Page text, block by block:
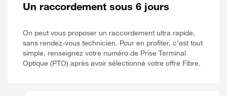
Un raccordement sous 6 jours
On peut vous proposer un raccordement ultra rapide,
sans rendez-vous technicien. Pour en profiter, c’est tout
simple, renseignez votre numéro de Prise Terminal
Optique (PTO) après avoir sélectionné votre offre Fibre.